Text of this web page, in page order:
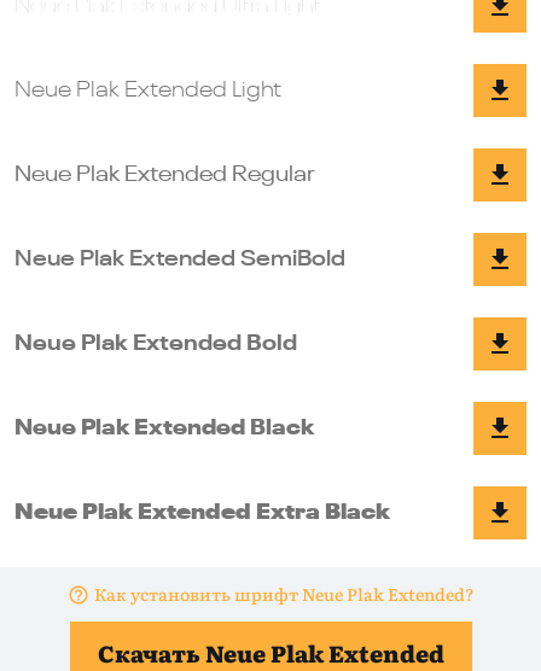
Как установить шрифт Neue Plak Extended?
Скачать Neue Plak Extended